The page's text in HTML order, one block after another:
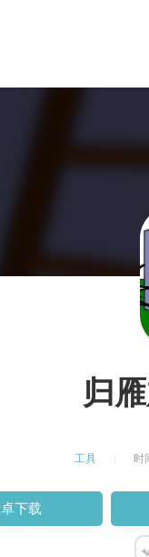
归
工具 时
下载